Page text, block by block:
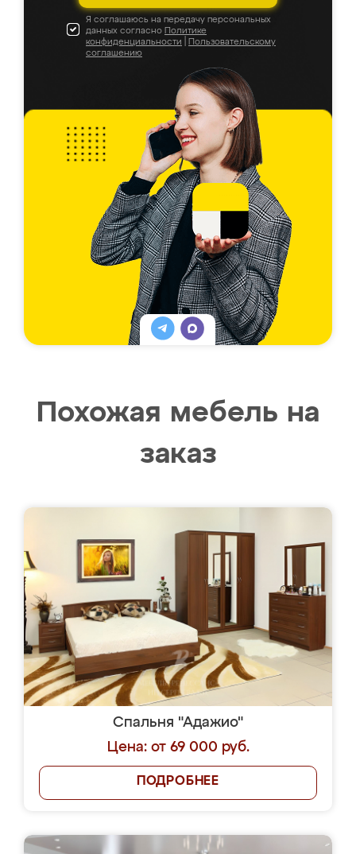
Я соглашаюсь на передачу персональных
данных согласно Политике
конфиденциальности
Пользовательскому
соглашению
Похожая мебель на
заказ
Спальня "Адажио"
Цена: от 69 000 руб.
ПОДРОБНЕЕ